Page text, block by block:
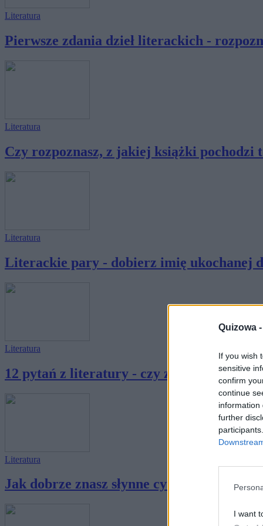
Quizowa -
If you wish
sensitive
confirm
continue
information
further
I want
Literatura
Pierwsze zdania dzieł literackich -
Literatura
Czy rozpoznasz, z jakiej książki pochodzi
Literatura
Literackie pary - dobierz imię ukochanej
Literatura
12 pytań z literatury - czy zdobędziesz co
Literatura
Jak dobrze znasz słynne cytaty z